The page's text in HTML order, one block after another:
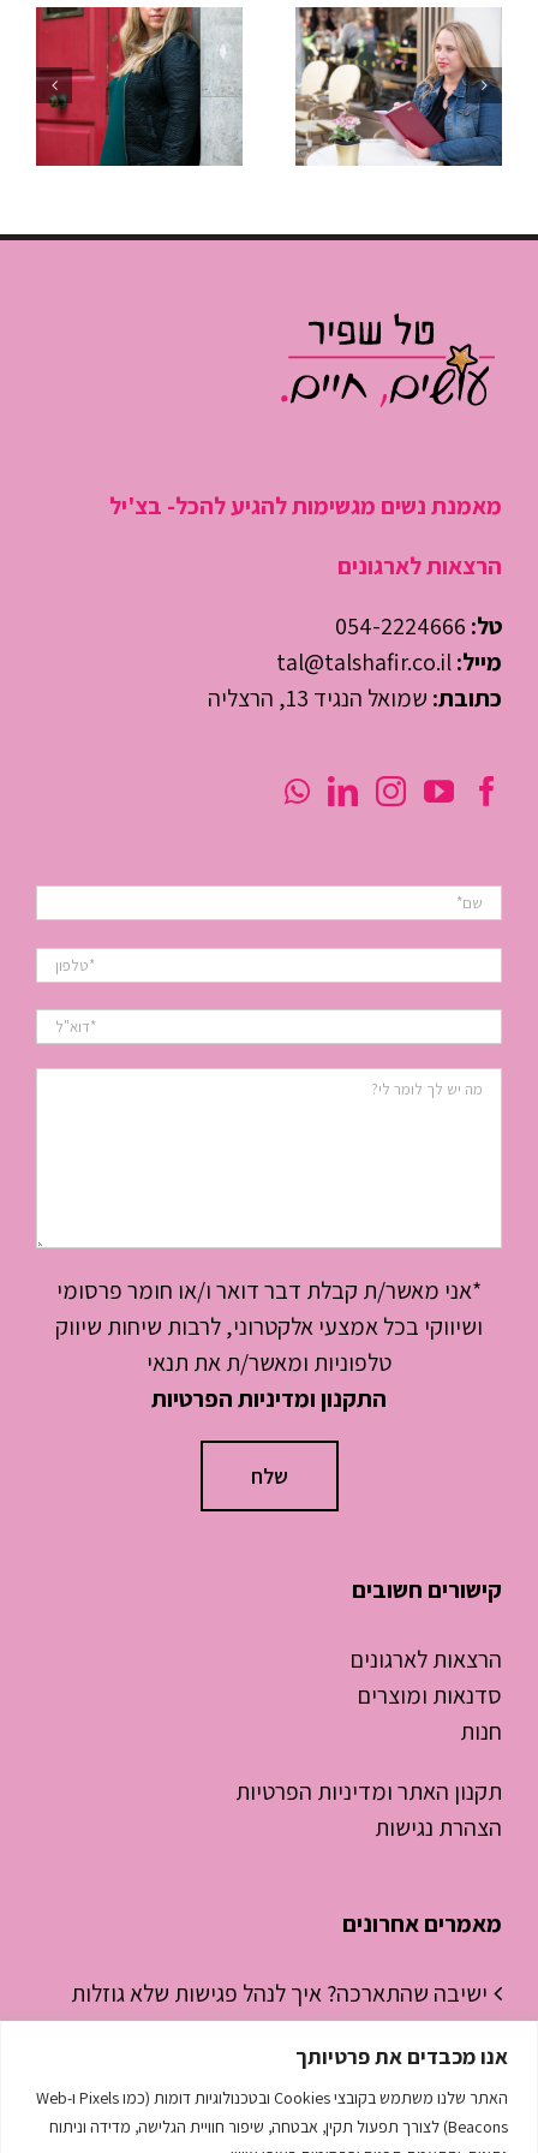
אנו מכבדים את פרטיותך
האתר שלנו משתמש בקובצי Cookies ובטכנולוגיות דומות (כמו Pixels ו-Web
Beacons) לצורך תפעול תקין, אבטחה, שיפור חוויית הגלישה, מדידה וניתוח
שהתארכה?
איך לנהל
פגישות שלא
יום עבודה
– איך
להפסיק
“לכבות
שריפות”
היום
מאמנת נשים מגשימות להגיע להכל- בצ'יל
הרצאות לארגונים
טל: 054-2224666
מייל:tal@talshafir.co.il
כתובת: שמואל הנגיד 13, הרצליה
*אני מאשר/ת קבלת דבר דואר ו/או חומר פרסומי
ושיווקי בכל אמצעי אלקטרוני, לרבות שיחות שיווק
טלפוניות ומאשר/ת את תנאי
התקנון ומדיניות הפרטיות
קישורים חשובים
הרצאות לארגונים
סדנאות ומוצרים
חנות
תקנון האתר ומדיניות הפרטיות
הצהרת נגישות
מאמרים אחרונים
ישיבה שהתארכה? איך לנהל פגישות שלא גוזלות
חצי יום עבודה
ניהול זמן לסטודנטים – איך להפסיק “לכבות
שריפות” ולהתחיל לנהל את היום